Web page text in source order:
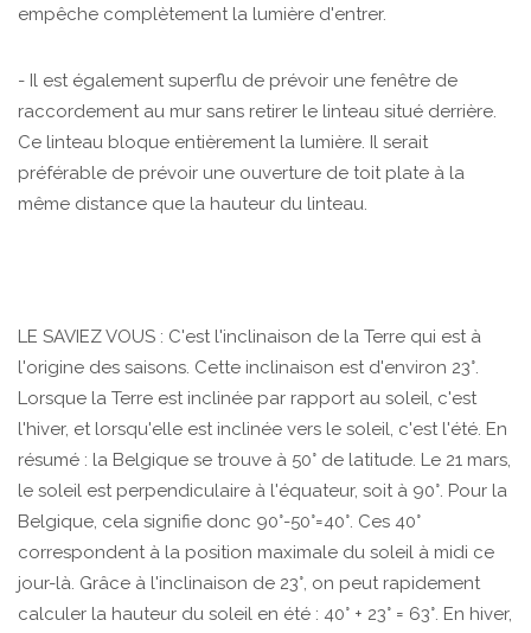
empêche complètement la lumière d'entrer.
- Il est également superflu de prévoir une fenêtre de
raccordement au mur sans retirer le linteau situé derrière.
Ce linteau bloque entièrement la lumière. Il serait
préférable de prévoir une ouverture de toit plate à la
même distance que la hauteur du linteau.
LE SAVIEZ VOUS : C'est l'inclinaison de la Terre qui est à
l'origine des saisons. Cette inclinaison est d'environ 23°.
Lorsque la Terre est inclinée par rapport au soleil, c'est
l'hiver, et lorsqu'elle est inclinée vers le soleil, c'est l'été. En
résumé : la Belgique se trouve à 50° de latitude. Le 21 mars,
le soleil est perpendiculaire à l'équateur, soit à 90°. Pour la
Belgique, cela signifie donc 90°-50°=40°. Ces 40°
correspondent à la position maximale du soleil à midi ce
jour-là. Grâce à l'inclinaison de 23°, on peut rapidement
calculer la hauteur du soleil en été : 40° + 23° = 63°. En hiver,